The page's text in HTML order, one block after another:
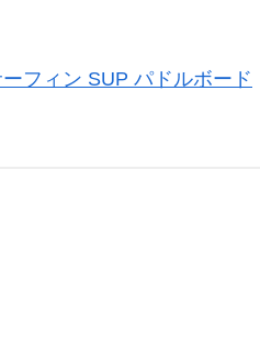
フィン SUP パドルボード